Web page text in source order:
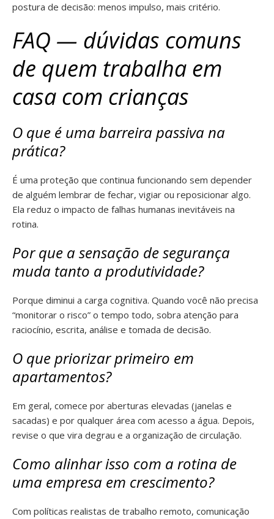
postura de decisão: menos impulso, mais critério.
FAQ — dúvidas comuns
de quem trabalha em
casa com crianças
O que é uma barreira passiva na
prática?
É uma proteção que continua funcionando sem depender
de alguém lembrar de fechar, vigiar ou reposicionar algo.
Ela reduz o impacto de falhas humanas inevitáveis na
rotina.
Por que a sensação de segurança
muda tanto a produtividade?
Porque diminui a carga cognitiva. Quando você não precisa
“monitorar o risco” o tempo todo, sobra atenção para
raciocínio, escrita, análise e tomada de decisão.
O que priorizar primeiro em
apartamentos?
Em geral, comece por aberturas elevadas (janelas e
sacadas) e por qualquer área com acesso a água. Depois,
revise o que vira degrau e a organização de circulação.
Como alinhar isso com a rotina de
uma empresa em crescimento?
Com políticas realistas de trabalho remoto, comunicação